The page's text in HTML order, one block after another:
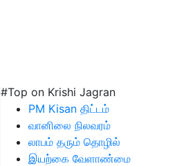
#Top on Krishi Jagran
PM Kisan திட்டம்
வானிலை நிலவரம்
லாபம் தரும் தொழில்
இயற்கை வேளாண்மை